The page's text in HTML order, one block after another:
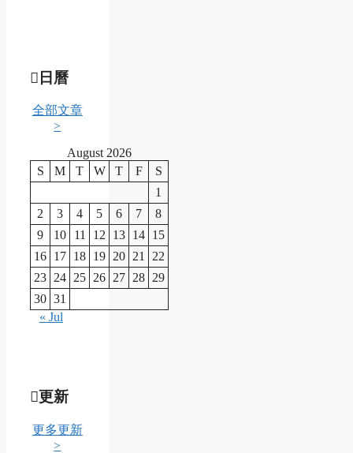
日曆
全部文章
>
August 2026
S
M T W T F
S
1
2
3 4 5 6 7
8
9
10 11 12 13 14 15
16 17 18 19 20 21 22
23 24 25 26 27 28 29
30 31
« Jul
更新
更多更新
>